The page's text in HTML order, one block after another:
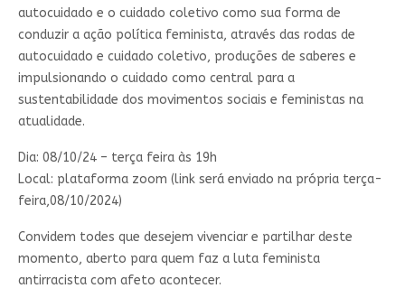
autocuidado e o cuidado coletivo como sua forma de
conduzir a ação política feminista, através das rodas de
autocuidado e cuidado coletivo, produções de saberes e
impulsionando o cuidado como central para a
sustentabilidade dos movimentos sociais e feministas na
atualidade.
Dia: 08/10/24 – terça feira às 19h
Local: plataforma zoom (link será enviado na própria terça-
feira,08/10/2024)
Convidem todes que desejem vivenciar e partilhar deste
momento, aberto para quem faz a luta feminista
antirracista com afeto acontecer.